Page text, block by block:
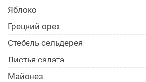
Яблоко
Грецкий орех
Стебель сельдерея
Листья салата
Майонез